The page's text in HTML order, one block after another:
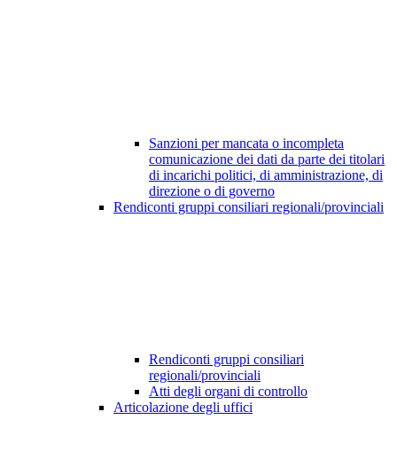
Sanzioni per mancata o incompleta
comunicazione dei dati da parte dei titolari
di incarichi politici, di amministrazione, di
direzione o di governo
Rendiconti gruppi consiliari regionali/provinciali
Rendiconti gruppi consiliari
regionali/provinciali
Atti degli organi di controllo
Articolazione degli uffici